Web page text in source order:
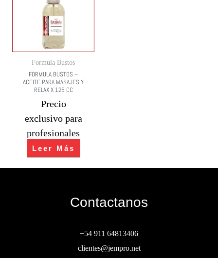
Formula Bustos
FORMULA BUSTOS –
ACEITE PARA MASAJES Y
RELAX X 125 CC
Precio
exclusivo para
profesionales
Leer Más
Contactanos
+54 911 64813406
clientes@jempro.net